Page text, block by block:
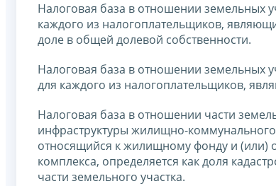
Налоговая база в отношении земельных
каждого из налогоплательщиков,
доле в общей долевой собственности.
Налоговая база в отношении земельных
для каждого из налогоплательщиков,
Налоговая база в отношении части
инфраструктуры жилищно-
относящийся к жилищному фонду и (или)
комплекса, определяется как доля
части земельного участка.